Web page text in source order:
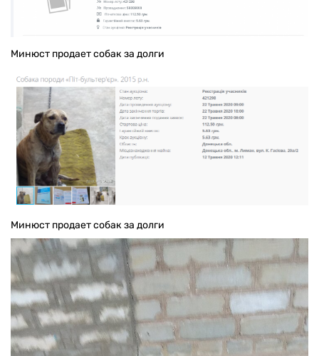
Минюст продает собак за долги
Минюст продает собак за долги